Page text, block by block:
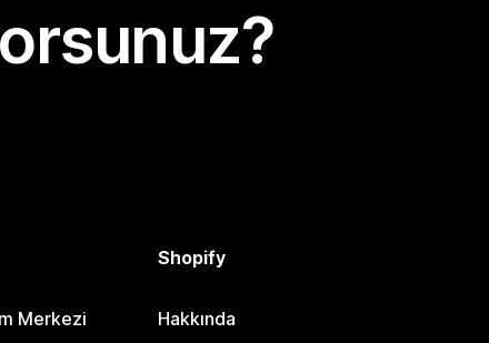
Merkezi
Shopify
Hakkında